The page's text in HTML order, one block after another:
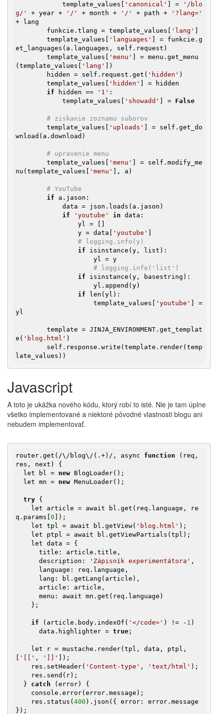
            template_values[
'canonical' ] =
'/blo
g/'
+ year + '/' + month + '/' + path +
'?lang='
+ lang
        funkcie.tlang = template_values[
'lang'
        template_values[
'languages'
] = funkcie.g
et_languages(a.languages, self.request)
        template_values[
'menu'
] = menu.get_menu
(template_values[
'lang'
])
        hidden = self.request.get(
'hidden' )
        template_values[
'hidden'
] = hidden
if hidden == '1' :
            template_values[
'showadd' ] = False
# ziskanie zoznamu suborov
        template_values[
'uploads'
] = self.get_do
wnload(a.download)
# upravenie menu
        template_values[
'menu'
] = self.modify_me
nu(template_values[
'menu' ], a)
# YouTube
if a.jason:
if
'youtube' in data:
                y = data[
'youtube'
# logging.info(y)
if isinstance(y, list):
# logging.info('list')
if isinstance(y, basestring):
if len(yl):
                    template_values[
'youtube'
] =
yl
e( 'blog.html' )
late_values))
Javascript
A toto je ukážka nového kódu, ktorý robí to isté. Nie je tam úplne
všetko implementované a niektoré pôvodné vlastnosti blogu ani
nebudem implementovať.
router.get(/\/blog\/(.+)/, async function
(req,
res, next)
{
  let bl =
new BlogLoader();
  let mn =
new MenuLoader();
try {
q.params[ 0 ]);
    let tpl = await bl.getView(
'blog.html' );
      description:
'Zápisník experimentátora' ,
if (article.body.indexOf( '</code>' ) != - 1 )
      data.highlighter =
true ;
'[[' , ']]'
]);
    res.setHeader(
'Content-type' , 'text/html' );
  }
catch (error) {
    res.status(
400 ).json({ error: error.message
});